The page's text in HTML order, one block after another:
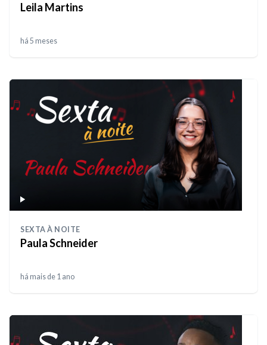
Leila Martins
há 5 meses
SEXTA À NOITE
Paula Schneider
há mais de 1 ano